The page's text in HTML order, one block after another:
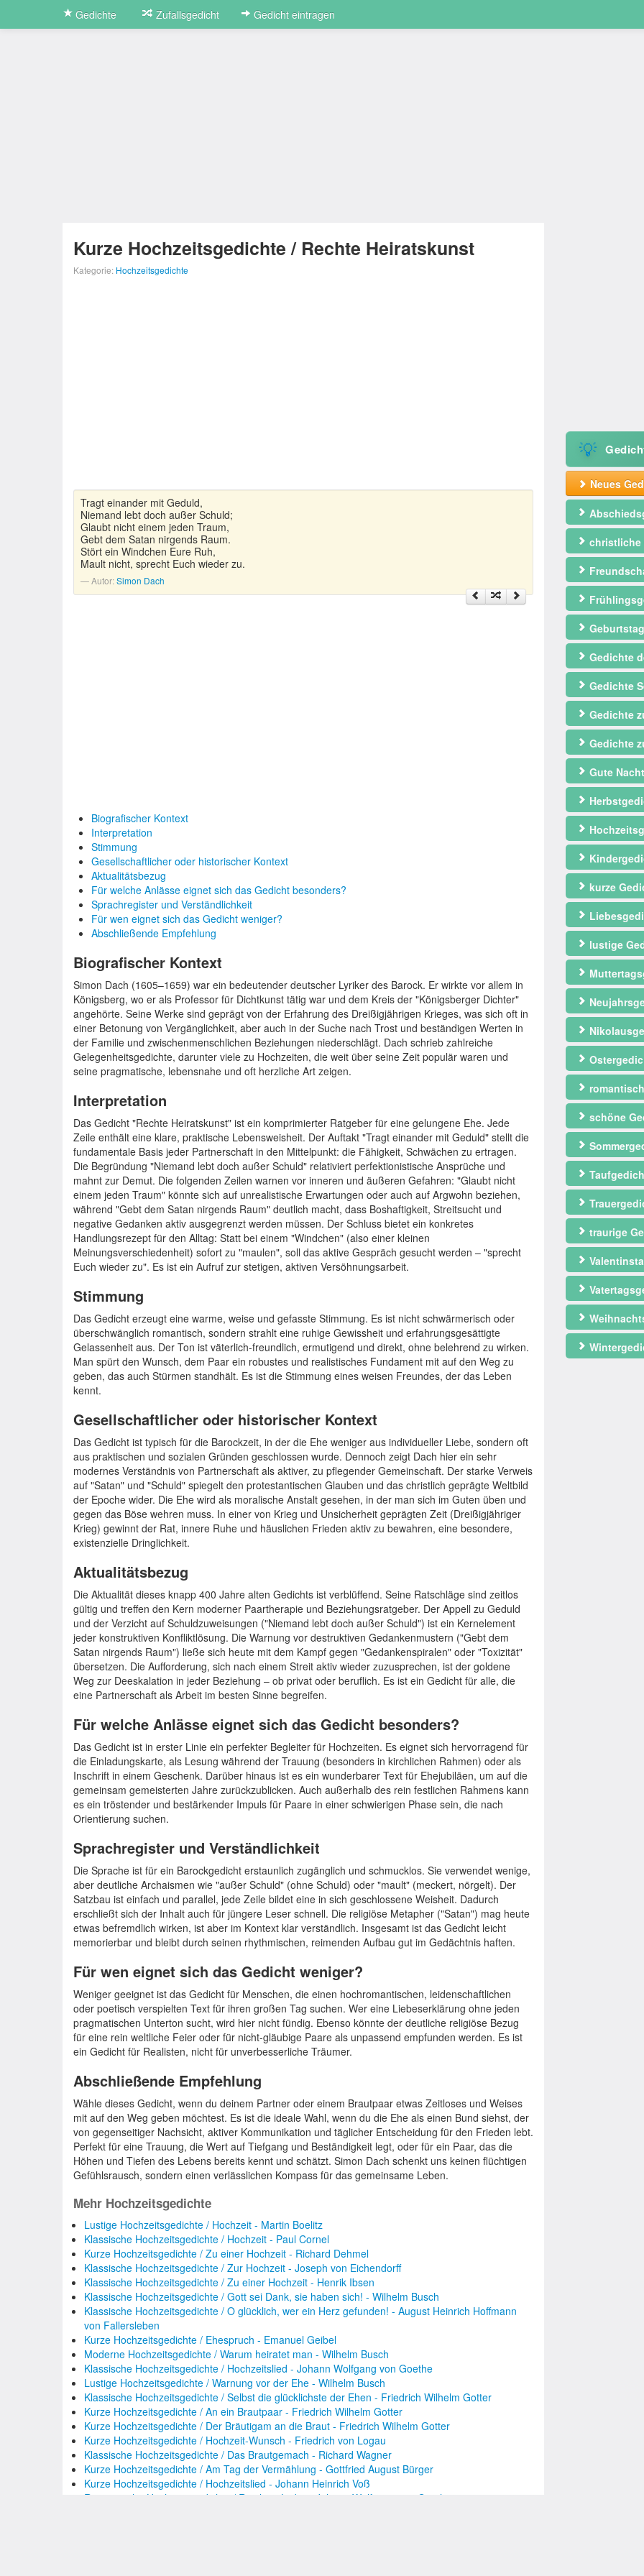
Gedichte Zufallsgedicht Gedicht eintragen
Kurze Hochzeitsgedichte / Rechte Heiratskunst
Kategorie: Hochzeitsgedichte
Tragt einander mit Geduld,
Niemand lebt doch außer Schuld;
Glaubt nicht einem jeden Traum,
Gebt dem Satan nirgends Raum.
Stört ein Windchen Eure Ruh,
Mault nicht, sprecht Euch wieder zu.
Autor:Simon Dach
Biografischer Kontext
Interpretation
Stimmung
Gesellschaftlicher oder historischer Kontext
Aktualitätsbezug
Für welche Anlässe eignet sich das Gedicht besonders?
Sprachregister und Verständlichkeit
Für wen eignet sich das Gedicht weniger?
Abschließende Empfehlung
Biografischer Kontext
Simon Dach (1605–1659) war ein bedeutender deutscher Lyriker des Barock. Er wirkte vor allem in
Königsberg, wo er als Professor für Dichtkunst tätig war und dem Kreis der "Königsberger Dichter"
angehörte. Seine Werke sind geprägt von der Erfahrung des Dreißigjährigen Krieges, was sich oft in
einer Betonung von Vergänglichkeit, aber auch in der Suche nach Trost und beständigen Werten in
der Familie und zwischenmenschlichen Beziehungen niederschlägt. Dach schrieb zahlreiche
Gelegenheitsgedichte, darunter viele zu Hochzeiten, die weit über seine Zeit populär waren und
seine pragmatische, lebensnahe und oft herzliche Art zeigen.
Interpretation
Das Gedicht "Rechte Heiratskunst" ist ein komprimierter Ratgeber für eine gelungene Ehe. Jede
Zeile enthält eine klare, praktische Lebensweisheit. Der Auftakt "Tragt einander mit Geduld" stellt die
fundamentale Basis jeder Partnerschaft in den Mittelpunkt: die Fähigkeit, Schwächen zu ertragen.
Die Begründung "Niemand lebt doch außer Schuld" relativiert perfektionistische Ansprüche und
mahnt zur Demut. Die folgenden Zeilen warnen vor inneren und äußeren Gefahren: "Glaubt nicht
einem jeden Traum" könnte sich auf unrealistische Erwartungen oder auch auf Argwohn beziehen,
während "Gebt dem Satan nirgends Raum" deutlich macht, dass Boshaftigkeit, Streitsucht und
negative Gedanken aktiv ausgegrenzt werden müssen. Der Schluss bietet ein konkretes
Handlungsrezept für den Alltag: Statt bei einem "Windchen" (also einer kleinen
Meinungsverschiedenheit) sofort zu "maulen", soll das aktive Gespräch gesucht werden – "sprecht
Euch wieder zu". Es ist ein Aufruf zur stetigen, aktiven Versöhnungsarbeit.
Stimmung
Das Gedicht erzeugt eine warme, weise und gefasste Stimmung. Es ist nicht schwärmerisch oder
überschwänglich romantisch, sondern strahlt eine ruhige Gewissheit und erfahrungsgesättigte
Gelassenheit aus. Der Ton ist väterlich-freundlich, ermutigend und direkt, ohne belehrend zu wirken.
Man spürt den Wunsch, dem Paar ein robustes und realistisches Fundament mit auf den Weg zu
geben, das auch Stürmen standhält. Es ist die Stimmung eines weisen Freundes, der das Leben
kennt.
Gesellschaftlicher oder historischer Kontext
Das Gedicht ist typisch für die Barockzeit, in der die Ehe weniger aus individueller Liebe, sondern oft
aus praktischen und sozialen Gründen geschlossen wurde. Dennoch zeigt Dach hier ein sehr
modernes Verständnis von Partnerschaft als aktiver, zu pflegender Gemeinschaft. Der starke Verweis
auf "Satan" und "Schuld" spiegelt den protestantischen Glauben und das christlich geprägte Weltbild
der Epoche wider. Die Ehe wird als moralische Anstalt gesehen, in der man sich im Guten üben und
gegen das Böse wehren muss. In einer von Krieg und Unsicherheit geprägten Zeit (Dreißigjähriger
Krieg) gewinnt der Rat, innere Ruhe und häuslichen Frieden aktiv zu bewahren, eine besondere,
existenzielle Dringlichkeit.
Aktualitätsbezug
Die Aktualität dieses knapp 400 Jahre alten Gedichts ist verblüffend. Seine Ratschläge sind zeitlos
gültig und treffen den Kern moderner Paartherapie und Beziehungsratgeber. Der Appell zu Geduld
und der Verzicht auf Schuldzuweisungen ("Niemand lebt doch außer Schuld") ist ein Kernelement
jeder konstruktiven Konfliktlösung. Die Warnung vor destruktiven Gedankenmustern ("Gebt dem
Satan nirgends Raum") ließe sich heute mit dem Kampf gegen "Gedankenspiralen" oder "Toxizität"
übersetzen. Die Aufforderung, sich nach einem Streit aktiv wieder zuzusprechen, ist der goldene
Weg zur Deeskalation in jeder Beziehung – ob privat oder beruflich. Es ist ein Gedicht für alle, die
eine Partnerschaft als Arbeit im besten Sinne begreifen.
Für welche Anlässe eignet sich das Gedicht besonders?
Das Gedicht ist in erster Linie ein perfekter Begleiter für Hochzeiten. Es eignet sich hervorragend für
die Einladungskarte, als Lesung während der Trauung (besonders in kirchlichen Rahmen) oder als
Inschrift in einem Geschenk. Darüber hinaus ist es ein wunderbarer Text für Ehejubiläen, um auf die
gemeinsam gemeisterten Jahre zurückzublicken. Auch außerhalb des rein festlichen Rahmens kann
es ein tröstender und bestärkender Impuls für Paare in einer schwierigen Phase sein, die nach
Orientierung suchen.
Sprachregister und Verständlichkeit
Die Sprache ist für ein Barockgedicht erstaunlich zugänglich und schmucklos. Sie verwendet wenige,
aber deutliche Archaismen wie "außer Schuld" (ohne Schuld) oder "mault" (meckert, nörgelt). Der
Satzbau ist einfach und parallel, jede Zeile bildet eine in sich geschlossene Weisheit. Dadurch
erschließt sich der Inhalt auch für jüngere Leser schnell. Die religiöse Metapher ("Satan") mag heute
etwas befremdlich wirken, ist aber im Kontext klar verständlich. Insgesamt ist das Gedicht leicht
memorierbar und bleibt durch seinen rhythmischen, reimenden Aufbau gut im Gedächtnis haften.
Für wen eignet sich das Gedicht weniger?
Weniger geeignet ist das Gedicht für Menschen, die einen hochromantischen, leidenschaftlichen
oder poetisch verspielten Text für ihren großen Tag suchen. Wer eine Liebeserklärung ohne jeden
pragmatischen Unterton sucht, wird hier nicht fündig. Ebenso könnte der deutliche religiöse Bezug
für eine rein weltliche Feier oder für nicht-gläubige Paare als unpassend empfunden werden. Es ist
ein Gedicht für Realisten, nicht für unverbesserliche Träumer.
Abschließende Empfehlung
Wähle dieses Gedicht, wenn du deinem Partner oder einem Brautpaar etwas Zeitloses und Weises
mit auf den Weg geben möchtest. Es ist die ideale Wahl, wenn du die Ehe als einen Bund siehst, der
von gegenseitiger Nachsicht, aktiver Kommunikation und täglicher Entscheidung für den Frieden lebt.
Perfekt für eine Trauung, die Wert auf Tiefgang und Beständigkeit legt, oder für ein Paar, das die
Höhen und Tiefen des Lebens bereits kennt und schätzt. Simon Dach schenkt uns keinen flüchtigen
Gefühlsrausch, sondern einen verlässlichen Kompass für das gemeinsame Leben.
Mehr Hochzeitsgedichte
Lustige Hochzeitsgedichte / Hochzeit - Martin Boelitz
Klassische Hochzeitsgedichte / Hochzeit - Paul Cornel
Kurze Hochzeitsgedichte / Zu einer Hochzeit - Richard Dehmel
Klassische Hochzeitsgedichte / Zur Hochzeit - Joseph von Eichendorff
Klassische Hochzeitsgedichte / Zu einer Hochzeit - Henrik Ibsen
Klassische Hochzeitsgedichte / Gott sei Dank, sie haben sich! - Wilhelm Busch
Klassische Hochzeitsgedichte / O glücklich, wer ein Herz gefunden! - August Heinrich Hoffmann
von Fallersleben
Kurze Hochzeitsgedichte / Ehespruch - Emanuel Geibel
Moderne Hochzeitsgedichte / Warum heiratet man - Wilhelm Busch
Klassische Hochzeitsgedichte / Hochzeitslied - Johann Wolfgang von Goethe
Lustige Hochzeitsgedichte / Warnung vor der Ehe - Wilhelm Busch
Klassische Hochzeitsgedichte / Selbst die glücklichste der Ehen - Friedrich Wilhelm Gotter
Kurze Hochzeitsgedichte / An ein Brautpaar - Friedrich Wilhelm Gotter
Kurze Hochzeitsgedichte / Der Bräutigam an die Braut - Friedrich Wilhelm Gotter
Kurze Hochzeitsgedichte / Hochzeit-Wunsch - Friedrich von Logau
Klassische Hochzeitsgedichte / Das Brautgemach - Richard Wagner
Kurze Hochzeitsgedichte / Am Tag der Vermählung - Gottfried August Bürger
Kurze Hochzeitsgedichte / Hochzeitslied - Johann Heinrich Voß
Romantische Hochzeitsgedichte / Rastlose Liebe - Johann Wolfgang von Goethe
💡
Neues
christliche
Gedichte
Gedichte
Gedichte
Gedichte
Gute
kurze
lustige
schöne
traurige